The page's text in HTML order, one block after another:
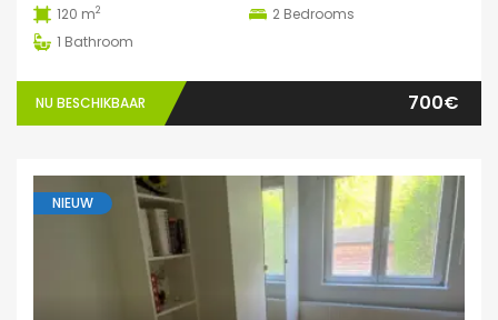
120 m2 2 Bedrooms
1 Bathroom
NU BESCHIKBAAR 700€
NIEUW